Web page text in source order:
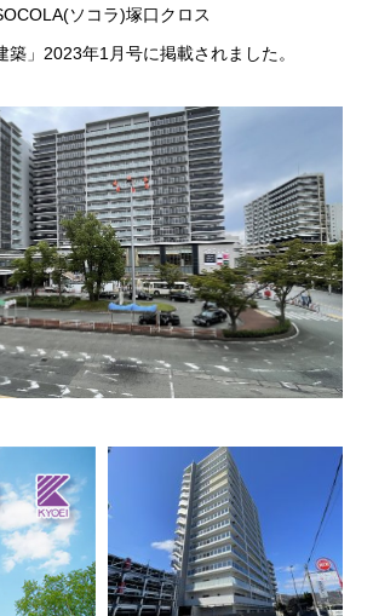
ソコラ)塚口クロス
築」2023年1月号に掲載されました。